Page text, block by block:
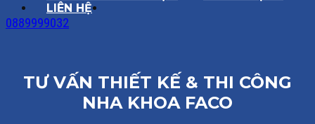
LIÊN HỆ
0889999032
TƯ VẤN THIẾT KẾ & THI CÔNG
NHA KHOA FACO